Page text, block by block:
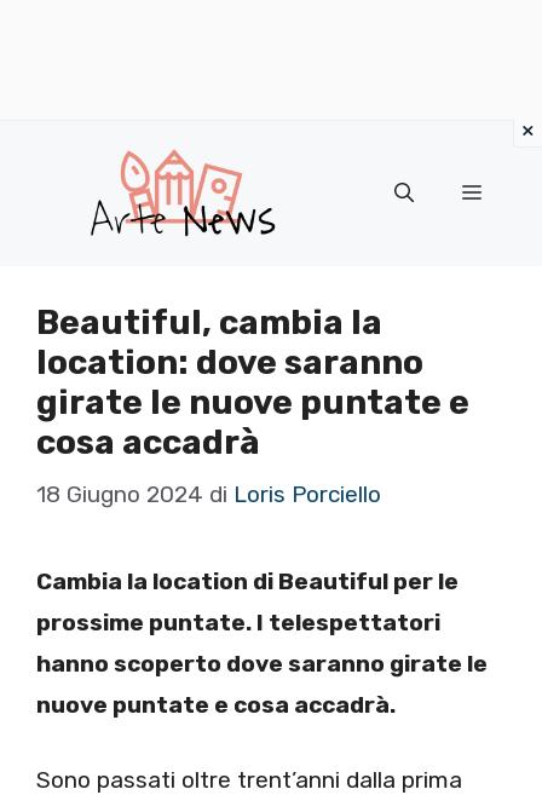
contenuto
Menu
Beautiful, cambia la
location: dove saranno
girate le nuove puntate e
cosa accadrà
18 Giugno 2024 di Loris Porciello
Cambia la location di Beautiful per le
prossime puntate. I telespettatori
hanno scoperto dove saranno girate le
nuove puntate e cosa accadrà.
Sono passati oltre trent’anni dalla prima
×